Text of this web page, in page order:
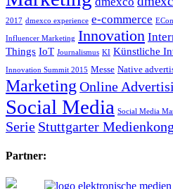
2017 dmexco experience e-commerce
Influencer Marketing Innovation
Things IoT Journalismus KI Künstliche
Innovation Summit 2015 Messe Native
Marketing Online
Social Media Social Media
Serie Stuttgarter
Partner: